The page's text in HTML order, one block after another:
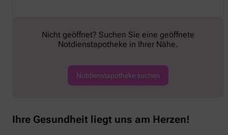
Nicht geöffnet? Suchen Sie eine geöffnete
Notdienstapotheke in Ihrer Nähe.
Notdienstapotheke suchen
Ihre Gesundheit liegt uns am Herzen!